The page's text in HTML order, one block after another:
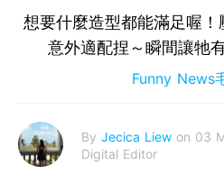
想要什麼造型都能滿足喔
意外適配捏～瞬間讓牠
Funny News
By Jecica Liew on 03
Digital Editor